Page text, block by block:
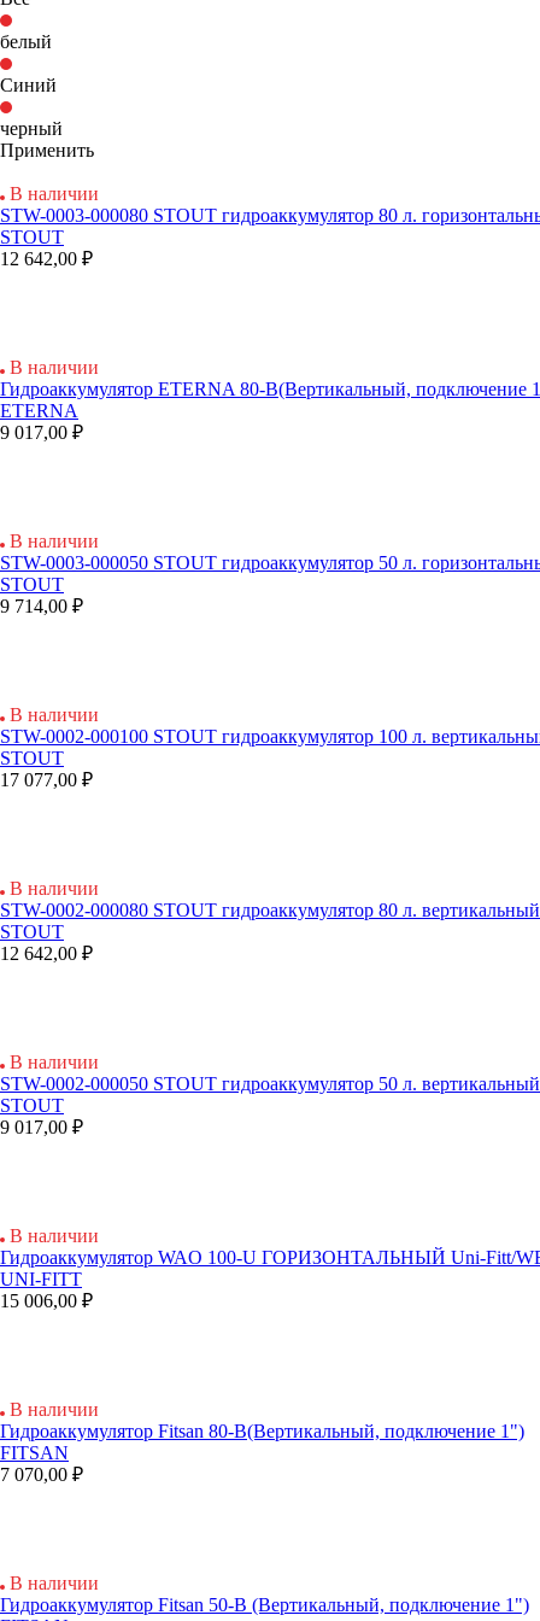
белый
Синий
черный
Применить
В наличии
STW-0003-000080 STOUT гидроаккумулятор 80 л.
STOUT
12 642,00 ₽
В наличии
Гидроаккумулятор ETERNA 80-В(Вертикальный, подключение
ETERNA
9 017,00 ₽
В наличии
STW-0003-000050 STOUT гидроаккумулятор 50 л.
STOUT
9 714,00 ₽
В наличии
STW-0002-000100 STOUT гидроаккумулятор 100 л.
STOUT
17 077,00 ₽
В наличии
STW-0002-000080 STOUT гидроаккумулятор 80 л.
STOUT
12 642,00 ₽
В наличии
STW-0002-000050 STOUT гидроаккумулятор 50 л.
STOUT
9 017,00 ₽
В наличии
Гидроаккумулятор WAO 100-U ГОРИЗОНТАЛЬНЫЙ Uni-Fitt/
UNI-FITT
15 006,00 ₽
В наличии
Гидроаккумулятор Fitsan 80-В(Вертикальный, подключение 1")
FITSAN
7 070,00 ₽
В наличии
Гидроаккумулятор Fitsan 50-В (Вертикальный, подключение 1")